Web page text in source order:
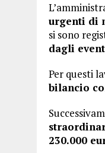
urgenti di
si sono
dagli
Per questi
bilancio
230.000